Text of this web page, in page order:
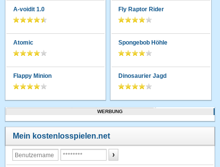
A-voidit 1.0
Atomic
Flappy Minion
Fly Raptor Rider
Spongebob Höhle
Dinosaurier Jagd
WERBUNG
Mein kostenlosspielen.net